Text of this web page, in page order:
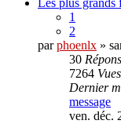
Les plus grands
1
2
parphoenlx »
30
7264 Vues
Dernier
message
ven. déc.